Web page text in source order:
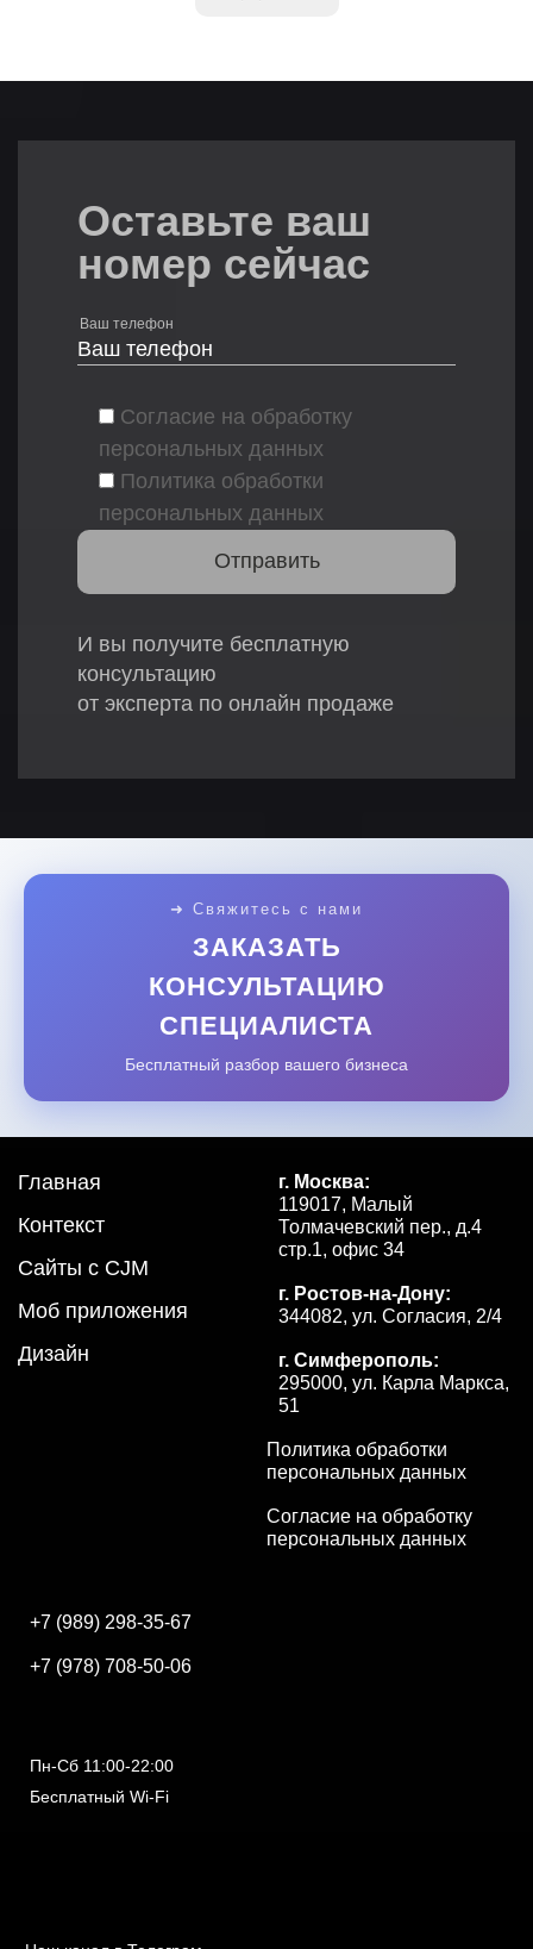
Оставьте ваш
номер сейчас
Ваш телефон
Согласие на обработку
персональных данных
Политика обработки
персональных данных
И вы получите бесплатную
консультацию
от эксперта по онлайн продаже
➜ Свяжитесь с нами
ЗАКАЗАТЬ
КОНСУЛЬТАЦИЮ
СПЕЦИАЛИСТА
Бесплатный разбор вашего бизнеса
Главная
Контекст
Сайты с CJM
Моб приложения
Дизайн
г. Москва:
119017, Малый
Толмачевский пер., д.4
стр.1, офис 34
г. Ростов-на-Дону:
344082, ул. Согласия, 2/4
г. Симферополь:
295000, ул. Карла Маркса,
51
Политика обработки
персональных данных
Согласие на обработку
персональных данных
+7 (989) 298-35-67
+7 (978) 708-50-06
Пн-Сб 11:00-22:00
Бесплатный Wi-Fi